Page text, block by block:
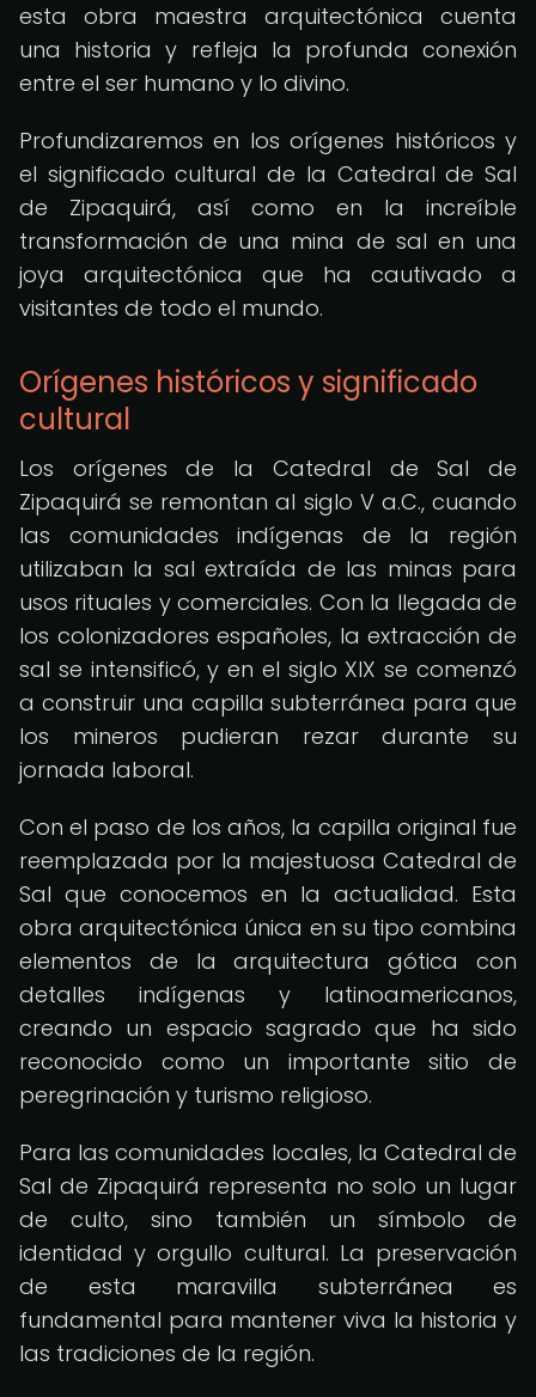
esta obra maestra arquitectónica cuenta
una historia y refleja la profunda conexión
entre el ser humano y lo divino.
Profundizaremos en los orígenes históricos y
el significado cultural de la Catedral de Sal
de Zipaquirá, así como en la increíble
transformación de una mina de sal en una
joya arquitectónica que ha cautivado a
visitantes de todo el mundo.
Orígenes históricos y significado
cultural
Los orígenes de la Catedral de Sal de
Zipaquirá se remontan al siglo V a.C., cuando
las comunidades indígenas de la región
utilizaban la sal extraída de las minas para
usos rituales y comerciales. Con la llegada de
los colonizadores españoles, la extracción de
sal se intensificó, y en el siglo XIX se comenzó
a construir una capilla subterránea para que
los mineros pudieran rezar durante su
jornada laboral.
Con el paso de los años, la capilla original fue
reemplazada por la majestuosa Catedral de
Sal que conocemos en la actualidad. Esta
obra arquitectónica única en su tipo combina
elementos de la arquitectura gótica con
detalles indígenas y latinoamericanos,
creando un espacio sagrado que ha sido
reconocido como un importante sitio de
peregrinación y turismo religioso.
Para las comunidades locales, la Catedral de
Sal de Zipaquirá representa no solo un lugar
de culto, sino también un símbolo de
identidad y orgullo cultural. La preservación
de esta maravilla subterránea es
fundamental para mantener viva la historia y
las tradiciones de la región.